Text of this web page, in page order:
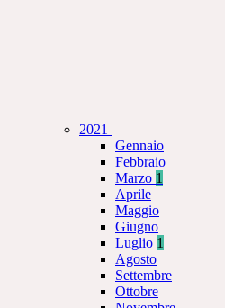
2021
Gennaio
Febbraio
Marzo 1
Aprile
Maggio
Giugno
Luglio 1
Agosto
Settembre
Ottobre